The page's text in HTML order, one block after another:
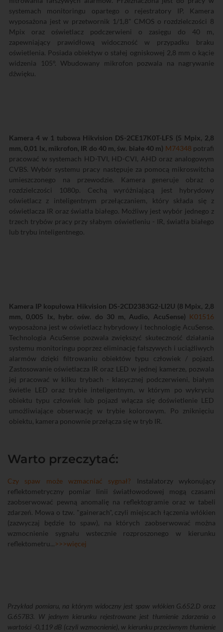
systemach monitoringu opartego o rejestratory IP. Kamera
wyposażona jest w przetwornik 1/1,8" CMOS o rozdzielczości 8
Mpix oraz oświetlacz podczerwieni o zasięgu do 40 m,
zapewniający prawidłową widoczność w przypadku braku
oświetlenia. Posiada obiektyw o stałej ogniskowej 2,8 mm o kącie
widzenia 105°. Wbudowany mikrofon pozwala na nagrywanie
dźwięku.
Kamera 4 w 1 tubowa Hikvision DS-2CE17K0T-LFS (5 Mpix, 2,8
mm, 0,01 lx, mikrofon, IR do 40 m, św. białe 40 m) M74348 potrafi
pracować w systemach HD-TVI, HD-CVI, AHD oraz analogowym
CVBS. Wybór systemu pracy następuje za pomocą mikroswitcha
umieszczonego na przewodzie. Kamera generuje obraz o
rozdzielczości 1080p. Cechą wyróżniającą jest hybrydowy
oświetlacz z inteligentnym przełączaniem, który składa się z
oświetlacza IR oraz światła białego. Możliwy jest wybór jednego z
trzech trybów pracy przy słabym oświetleniu - IR, światła białego
lub trybu inteligentnego.
Kamera IP kopułowa Hikvision DS-2CD2383G2-LI2U (8 Mpix, 2,8
mm, 0,005 lx, hybr. ośw. do 30 m, Audio, AcuSense) K01516
wyposażona jest w oświetlacz hybrydowy i technologię AcuSense.
Technologia AcuSense pozwala zwiększyć skuteczność działania
systemu monitoringu poprzez eliminację fałszywych i uciążliwych
alarmów dzięki filtrowaniu obiektów typu człowiek / pojazd.
Zastosowanie oświetlacza IR oraz LED w jednej kamerze, pozwala
jej pracować w kilku trybach - klasycznej podczerwieni, białym
świetle LED oraz trybie inteligentnym, w którym po wykryciu
obiektu typu człowiek lub pojazd włącza się doświetlenie LED
umożliwiające obserwację w trybie kolorowym. Po zniknięciu
obiektu, kamera ponownie przełącza się w tryb IR.
Warto przeczytać:
Czy spaw może wzmacniać sygnał? Instalatorzy wykonujący
reflektometryczny pomiar linii światłowodowej mogą czasami
zaobserwować pewną anomalię na reflektogramie oraz w tabeli
zdarzeń. Mowa o tzw. "gainerach", czyli miejscach łączenia włókien
(zazwyczaj będzie to spaw), na których zaobserwować można
wzmocnienie sygnału wstecznie rozproszonego w kierunku
reflektometru...>>>więcej
Przykład pomiaru, na którym widoczny jest spaw włókien G.652.D oraz
G.657B3. W jednym kierunku rejestrowane jest tłumienie zdarzenia o
wartości -0,119 dB (czyli wzmocnienie), w kierunku przeciwnym tłumienie